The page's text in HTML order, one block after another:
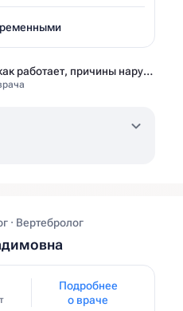
Вестибулярный аппарат: как работает, причины нарушений и как тренировать?
· Вертебролог
Подробнее
о враче